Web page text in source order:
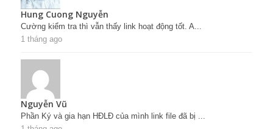
Hung Cuong Nguyễn
Cường kiểm tra thì vẫn thấy link hoạt động tốt. A...
1 tháng ago
Nguyễn Vũ
Phần Ký và gia hạn HĐLĐ của mình link file đã bị ...